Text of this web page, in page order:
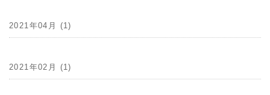
2021年04月 (1)
2021年02月 (1)